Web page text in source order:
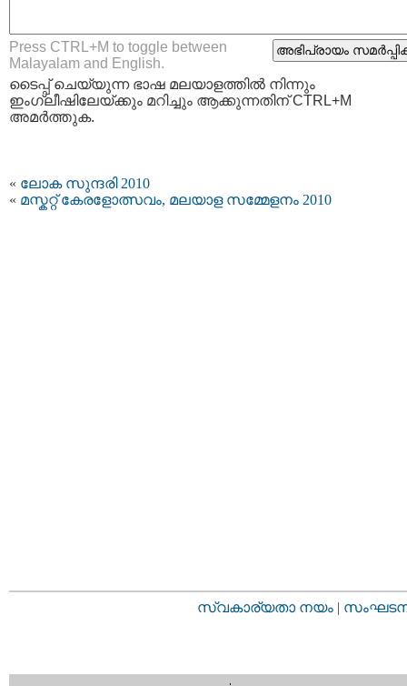
Press CTRL+M to toggle between
Malayalam and English.
ടൈപ്പ്‌ ചെയ്യുന്ന ഭാഷ മലയാളത്തില്‍ നിന്നും
ഇംഗ്ലീഷിലേയ്ക്കും മറിച്ചും ആക്കുന്നതിന് CTRL+M
അമര്‍ത്തുക.
« ലോക സുന്ദരി 2010
« മസ്കറ്റ്‌ കേരളോത്സവം, മലയാള സമ്മേളനം 2010
സ്വകാര്യതാ നയം |